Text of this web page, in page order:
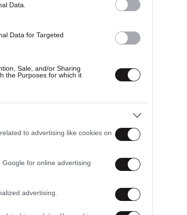
Data.
Data for Targeted
Sale, and/or Sharing
the Purposes for which it
to advertising like cookies on
for online advertising
advertising.
στα τέλη
μαχητών που θα
Ουκρανίας στις
πολίτες της να
της
της Βρετανίας,
ανώφελο» να πάνε